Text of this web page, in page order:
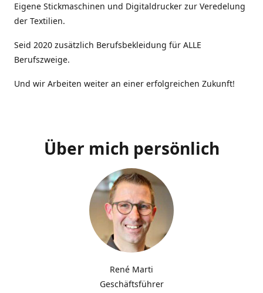
Eigene Stickmaschinen und Digitaldrucker zur Veredelung
der Textilien.
Seid 2020 zusätzlich Berufsbekleidung für ALLE
Berufszweige.
Und wir Arbeiten weiter an einer erfolgreichen Zukunft!
Über mich persönlich
René Marti
Geschäftsführer